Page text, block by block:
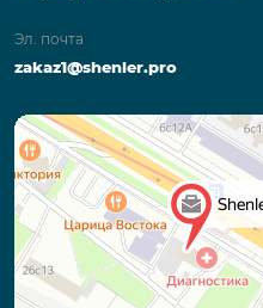
Эл. почта
zakaz1@shenler.pro